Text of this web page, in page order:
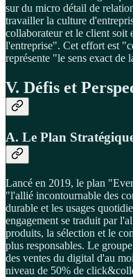
sur du micro détail de
travailler la culture
collaborateur et le client soit
l'entreprise". Cet effort est
représente "le sens exact
V. Défis et
A. Le Plan
Lancé en 2019, le plan
"l'allié incontournable des
durable et les usages
engagement se traduit par
produits, la sélection et le
plus responsables. Le
des ventes du digital d'au
niveau de 50% de